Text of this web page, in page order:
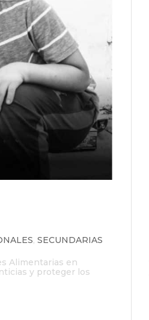
,SECUNDARIAS
Alimentarias en
y proteger los